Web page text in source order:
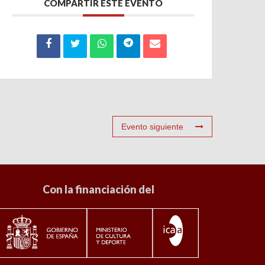
COMPARTIR ESTE EVENTO
Evento siguiente
Con la financiación del